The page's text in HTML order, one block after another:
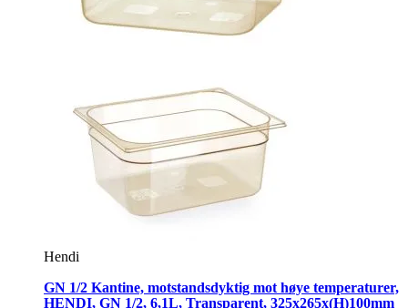
Hendi
GN 1/2 Kantine, motstandsdyktig mot høye temperaturer,
HENDI, GN 1/2, 6,1L, Transparent, 325x265x(H)100mm